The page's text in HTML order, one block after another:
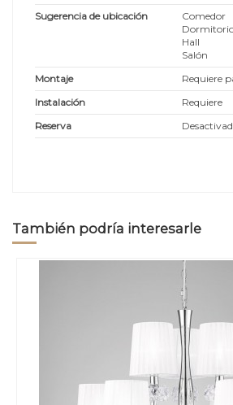
Sugerencia de ubicación
Comedor
Hall
Salón
Montaje
Requiere
Instalación
Requiere
Reserva
También podría interesarle